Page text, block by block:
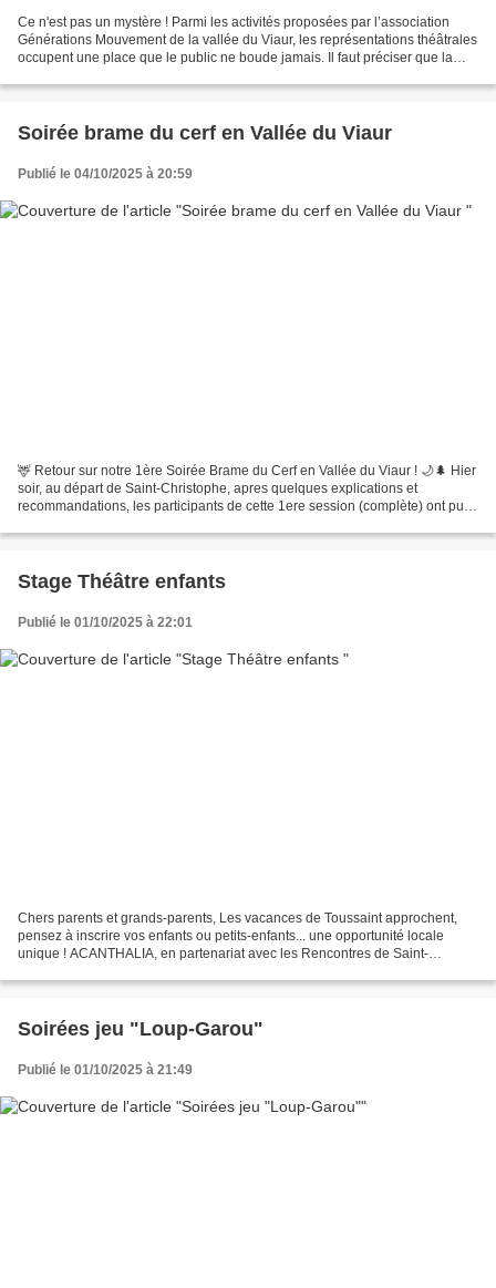
Ce n'est pas un mystère ! Parmi les activités proposées par l’association
Générations Mouvement de la vallée du Viaur, les représentations théâtrales
occupent une place que le public ne boude jamais. Il faut préciser que la
Soirée brame du cerf en Vallée du Viaur
Publié le 04/10/2025 à 20:59
🦌 Retour sur notre 1ère Soirée Brame du Cerf en Vallée du Viaur ! 🌙🌲 Hier
soir, au départ de Saint-Christophe, apres quelques explications et
recommandations, les participants de cette 1ere session (complète) ont pu
Stage Théâtre enfants
Publié le 01/10/2025 à 22:01
Chers parents et grands-parents, Les vacances de Toussaint approchent,
pensez à inscrire vos enfants ou petits-enfants... une opportunité locale
unique ! ACANTHALIA, en partenariat avec les Rencontres de Saint-
Soirées jeu "Loup-Garou"
Publié le 01/10/2025 à 21:49